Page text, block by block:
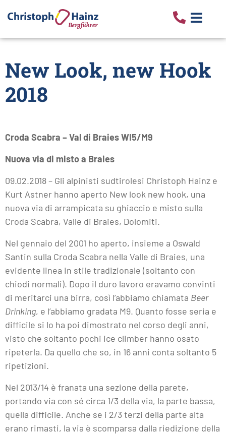
New Look, new Hook
2018
Croda Scabra – Val di Braies WI5/M9
Nuova via di misto a Braies
09.02.2018 – Gli alpinisti sudtirolesi Christoph Hainz e
Kurt Astner hanno aperto New look new hook, una
nuova via di arrampicata su ghiaccio e misto sulla
Croda Scabra, Valle di Braies, Dolomiti.
Nel gennaio del 2001 ho aperto, insieme a Oswald
Santin sulla Croda Scabra nella Valle di Braies, una
evidente linea in stile tradizionale (soltanto con
chiodi normali). Dopo il duro lavoro eravamo convinti
di meritarci una birra, così l’abbiamo chiamata Beer
Drinking, e l’abbiamo gradata M9. Quanto fosse seria e
difficile si lo ha poi dimostrato nel corso degli anni,
visto che soltanto pochi ice climber hanno osato
ripeterla. Da quello che so, in 16 anni conta soltanto 5
ripetizioni.
Nel 2013/14 è franata una sezione della parete,
portando via con sé circa 1/3 della via, la parte bassa,
quella difficile. Anche se i 2/3 terzi della parte alta
erano rimasti, la via è scomparsa dalla riedizione della